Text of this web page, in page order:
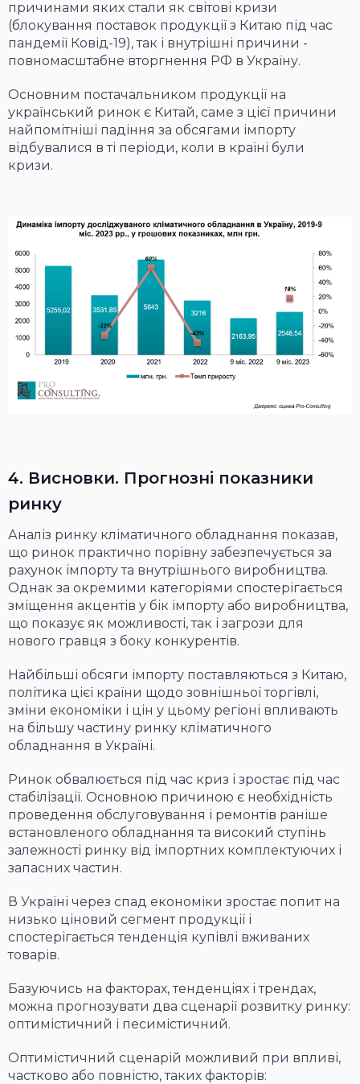
причинами яких стали як світові кризи
(блокування поставок продукції з Китаю під час
пандемії Ковід-19), так і внутрішні причини -
повномасштабне вторгнення РФ в Україну.
Основним постачальником продукції на
український ринок є Китай, саме з цієї причини
найпомітніші падіння за обсягами імпорту
відбувалися в ті періоди, коли в країні були
кризи.
4. Висновки. Прогнозні показники
ринку
Аналіз ринку кліматичного обладнання показав,
що ринок практично порівну забезпечується за
рахунок імпорту та внутрішнього виробництва.
Однак за окремими категоріями спостерігається
зміщення акцентів у бік імпорту або виробництва,
що показує як можливості, так і загрози для
нового гравця з боку конкурентів.
Найбільші обсяги імпорту поставляються з Китаю,
політика цієї країни щодо зовнішньої торгівлі,
зміни економіки і цін у цьому регіоні впливають
на більшу частину ринку кліматичного
обладнання в Україні.
Ринок обвалюється під час криз і зростає під час
стабілізації. Основною причиною є необхідність
проведення обслуговування і ремонтів раніше
встановленого обладнання та високий ступінь
залежності ринку від імпортних комплектуючих і
запасних частин.
В Україні через спад економіки зростає попит на
низько ціновий сегмент продукції і
спостерігається тенденція купівлі вживаних
товарів.
Базуючись на факторах, тенденціях і трендах,
можна прогнозувати два сценарії розвитку ринку:
оптимістичний і песимістичний.
Оптимістичний сценарій можливий при впливі,
частково або повністю, таких факторів: